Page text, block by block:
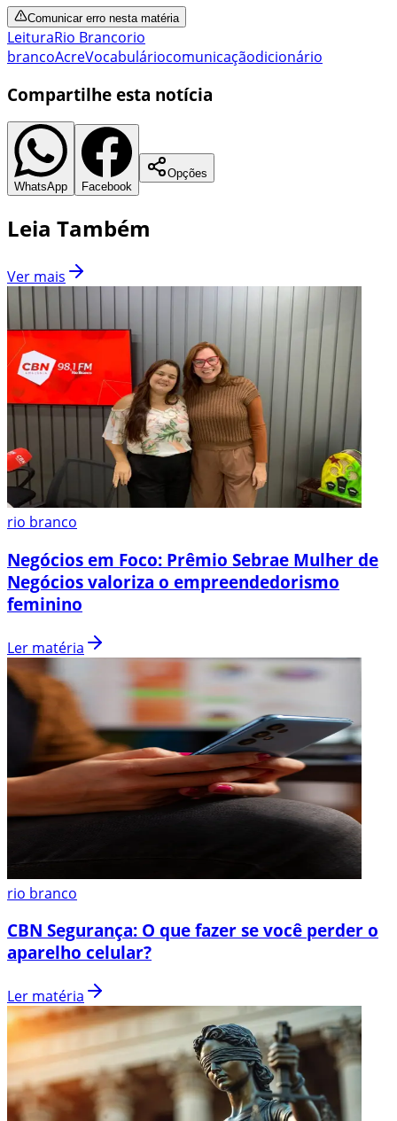
Comunicar erro nesta matéria
LeituraRio Brancorio
brancoAcreVocabuláriocomunicaçãodicionário
Compartilhe esta notícia
WhatsApp Facebook
Opções
Leia Também
Ver mais
rio branco
Negócios em Foco: Prêmio Sebrae Mulher de
Negócios valoriza o empreendedorismo
feminino
Ler matéria
rio branco
CBN Segurança: O que fazer se você perder o
aparelho celular?
Ler matéria